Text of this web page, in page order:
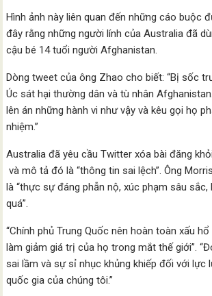
Hình ảnh này liên quan đến những cáo buộc
đây rằng những người lính của Australia đã
cậu bé 14 tuổi người Afghanistan.
Dòng tweet của ông Zhao cho biết: “Bị sốc
Úc sát hại thường dân và tù nhân
lên án những hành vi như vậy và kêu gọi họ
nhiệm.”
Australia đã yêu cầu Twitter xóa bài đăng
và mô tả đó là “thông tin sai lệch”. Ông
là “thực sự đáng phẫn nộ, xúc phạm sâu sắc,
quá”.
“Chính phủ Trung Quốc nên hoàn toàn xấu
làm giảm giá trị của họ trong mắt thế giới”.
sai lầm và sự sỉ nhục khủng khiếp đối với lực
quốc gia của chúng tôi.”